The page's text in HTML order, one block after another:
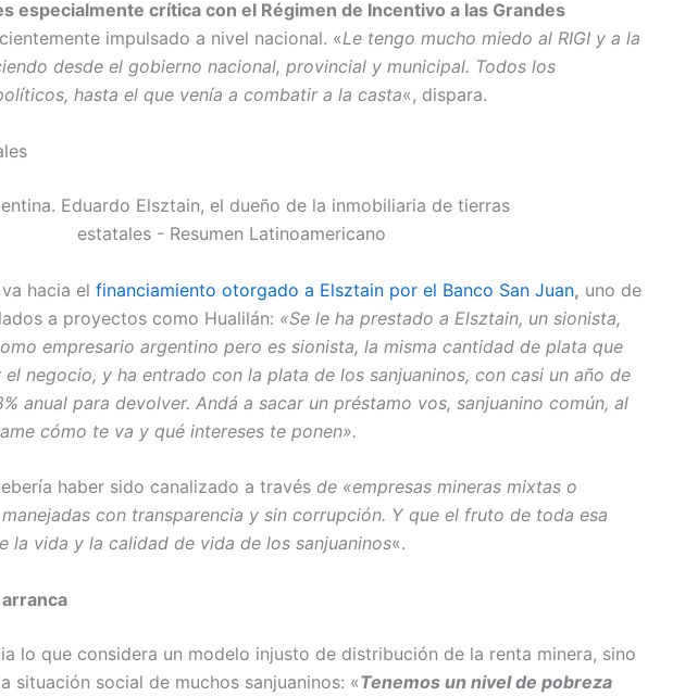
especialmente crítica con el Régimen de Incentivo a las Grandes
impulsado a nivel nacional. «Le tengo mucho miedo al RIGI y a la
desde el gobierno nacional, provincial y municipal. Todos los
hasta el que venía a combatir a la casta«, dispara.
hacia el financiamiento otorgado a Elsztain por el Banco San Juan, uno de
a proyectos como Hualilán: «Se le ha prestado a Elsztain, un sionista,
empresario argentino pero es sionista, la misma cantidad de plata que
negocio, y ha entrado con la plata de los sanjuaninos, con casi un año de
anual para devolver. Andá a sacar un préstamo vos, sanjuanino común, al
cómo te va y qué intereses te ponen».
haber sido canalizado a través de «empresas mineras mixtas o
con transparencia y sin corrupción. Y que el fruto de toda esa
la vida y la calidad de vida de los sanjuaninos«.
lo que considera un modelo injusto de distribución de la renta minera, sino
situación social de muchos sanjuaninos: «Tenemos un nivel de pobreza